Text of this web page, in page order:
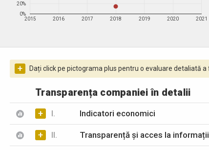
2015 2016 2017 2018 2019 2020 2021
0%
20%
+ Dați click pe pictograma plus pentru o evaluare detaliată
Transparența companiei în detalii
+ I. Indicatori economici
+ II. Transparență și acces la informații